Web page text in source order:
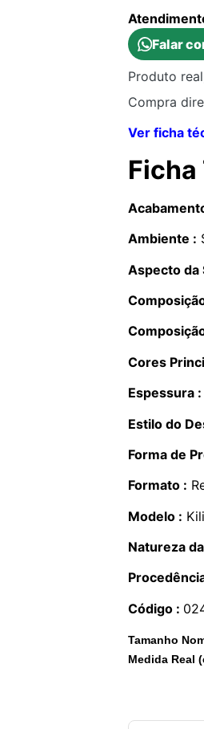
Falar
Produto
Compra
Ver ficha
Ficha
Ambiente :
Aspecto da
Cores
Espessura :
Estilo do
Forma de
Formato :
Modelo :
Natureza
Código :
Tamanho
Medida Real